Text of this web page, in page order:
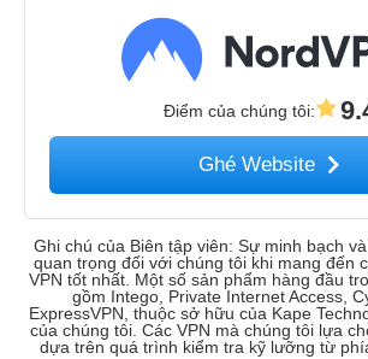
Điểm của chúng tôi:
Ghé Website
Ghi chú của Biên tập viên: Sự minh bạch
quan trọng đối với chúng tôi khi mang đến
VPN tốt nhất. Một số sản phẩm hàng đầu
gồm Intego, Private Internet Access,
ExpressVPN, thuộc sở hữu của Kape
của chúng tôi. Các VPN mà chúng tôi lựa
dựa trên quá trình kiểm tra kỹ lưỡng từ